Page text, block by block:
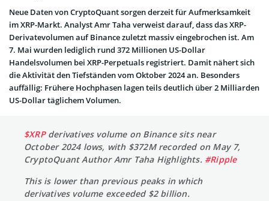
Neue Daten von CryptoQuant sorgen derzeit für Aufmerksamkeit
im XRP-Markt. Analyst Amr Taha verweist darauf, dass das XRP-
Derivatevolumen auf Binance zuletzt massiv eingebrochen ist. Am
7. Mai wurden lediglich rund 372 Millionen US-Dollar
Handelsvolumen bei XRP-Perpetuals registriert. Damit nähert sich
die Aktivität den Tiefständen vom Oktober 2024 an. Besonders
auffällig: Frühere Hochphasen lagen teils deutlich über 2 Milliarden
US-Dollar täglichem Volumen.
$XRPderivatives volume on Binance sits near
October 2024 lows, with $372M recorded on May 7,
CryptoQuant Author Amr Taha Highlights. #Ripple
This is lower than previous peaks in which
derivatives volume exceeded $2 billion.